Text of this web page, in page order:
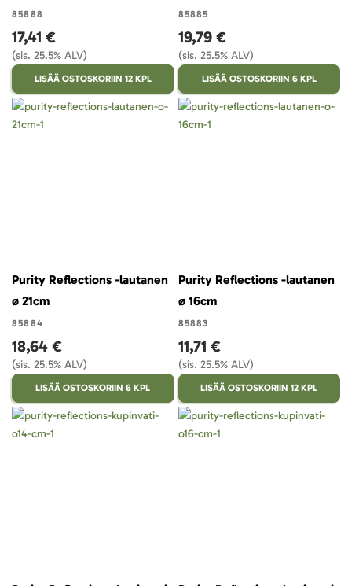
85888
17,41 €
(sis. 25.5% ALV)
LISÄÄ OSTOSKORIIN 12 KPL
85885
19,79 €
(sis. 25.5% ALV)
LISÄÄ OSTOSKORIIN 6 KPL
Purity Reflections -lautanen
ø 21cm
85884
18,64 €
(sis. 25.5% ALV)
LISÄÄ OSTOSKORIIN 6 KPL
Purity Reflections -lautanen
ø 16cm
85883
11,71 €
(sis. 25.5% ALV)
LISÄÄ OSTOSKORIIN 12 KPL